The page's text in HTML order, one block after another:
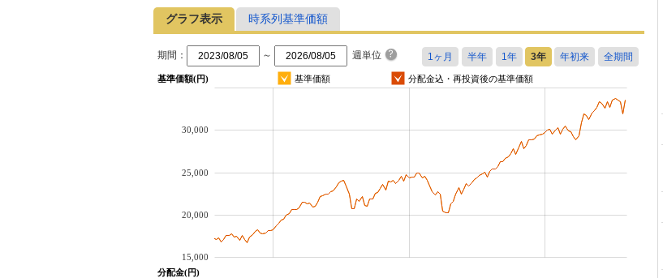
グラフ表示 時系列基準価額
期間： ～ 週単位
基準価額(円) 基準価額 分配金込・再投資後の基準価額
15,000
20,000
25,000
30,000
分配金(円)